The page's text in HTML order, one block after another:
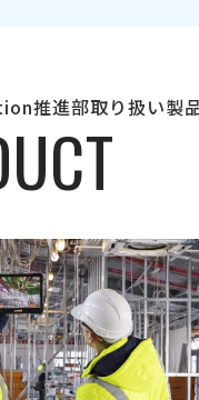
推進部取り扱い製